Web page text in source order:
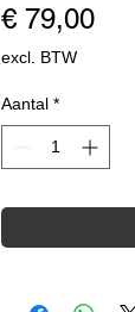
€ 79,00Prijs
excl. BTW
Aantal *